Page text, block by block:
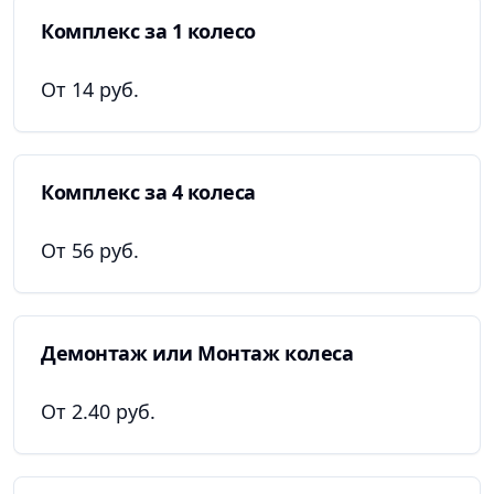
Комплекс за 1 колесо
От 14 руб.
Комплекс за 4 колеса
От 56 руб.
Демонтаж или Монтаж колеса
От 2.40 руб.